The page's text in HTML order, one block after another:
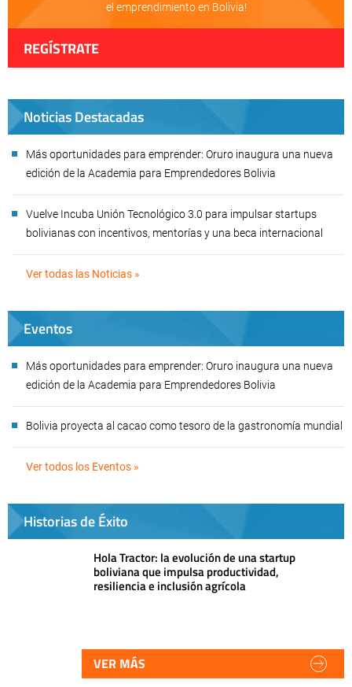
el emprendimiento en Bolivia!
REGÍSTRATE
Noticias Destacadas
Más oportunidades para emprender: Oruro inaugura una nueva
edición de la Academia para Emprendedores Bolivia
Vuelve Incuba Unión Tecnológico 3.0 para impulsar startups
bolivianas con incentivos, mentorías y una beca internacional
Ver todas las Noticias »
Eventos
Más oportunidades para emprender: Oruro inaugura una nueva
edición de la Academia para Emprendedores Bolivia
Bolivia proyecta al cacao como tesoro de la gastronomía mundial
Ver todos los Eventos »
Historias de Éxito
Hola Tractor: la evolución de una startup
boliviana que impulsa productividad,
resiliencia e inclusión agrícola
VER MÁS